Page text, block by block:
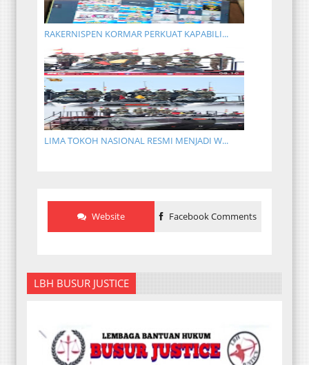
RAKERNISPEN KORMAR PERKUAT KAPABILI...
LIMA TOKOH NASIONAL RESMI MENJADI W...
Website Facebook Comments
LBH BUSUR JUSTICE